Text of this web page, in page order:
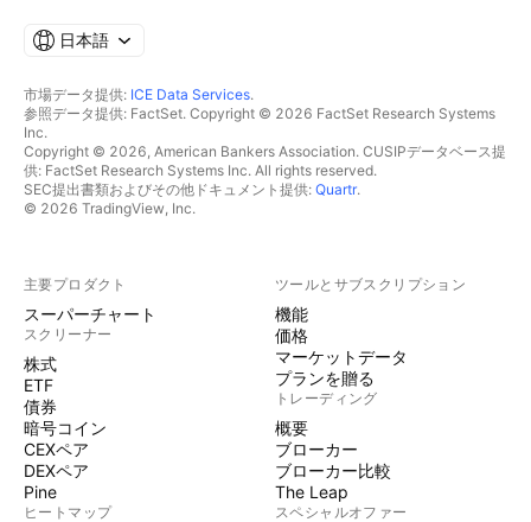
日本語
市場データ提供: ICE Data Services.
参照データ提供: FactSet. Copyright © 2026 FactSet Research Systems
Inc.
Copyright © 2026, American Bankers Association. CUSIPデータベース提
供: FactSet Research Systems Inc. All rights reserved.
SEC提出書類およびその他ドキュメント提供: Quartr.
© 2026 TradingView, Inc.
主要プロダクト
スーパーチャート
スクリーナー
株式
ETF
債券
暗号コイン
CEXペア
DEXペア
Pine
ヒートマップ
ツールとサブスクリプション
機能
価格
マーケットデータ
プランを贈る
トレーディング
概要
ブローカー
ブローカー比較
The Leap
スペシャルオファー